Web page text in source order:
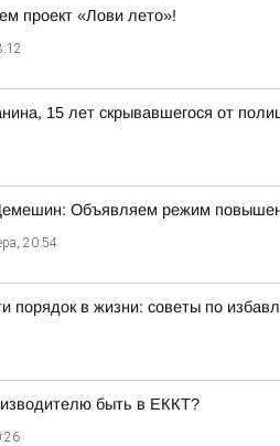
проект «Лови лето»!
15 лет скрывавшегося от
Объявляем режим
20:54
порядок в жизни: советы по
быть в ЕККТ?